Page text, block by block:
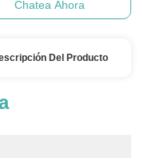
Chatea Ahora
Del Producto